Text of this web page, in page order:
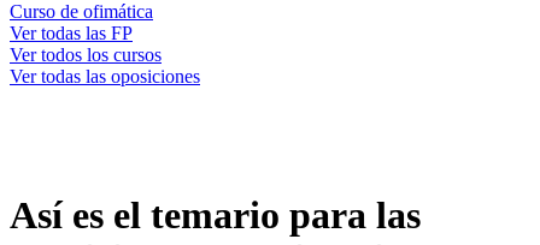
Curso de ofimática
Ver todas las FP
Ver todos los cursos
Ver todas las oposiciones
Así es el temario para las